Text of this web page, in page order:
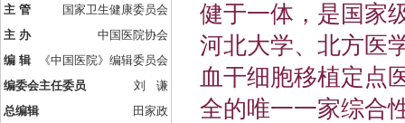
主 管
国家卫生健康委员会
主 办
中国医院协会
编 辑
《中国医院》编辑委员会
编委会主任委员
刘 谦
总编辑
田家政
健于一体，是国家
河北大学、北方医
血干细胞移植定点
全的唯一一家综合